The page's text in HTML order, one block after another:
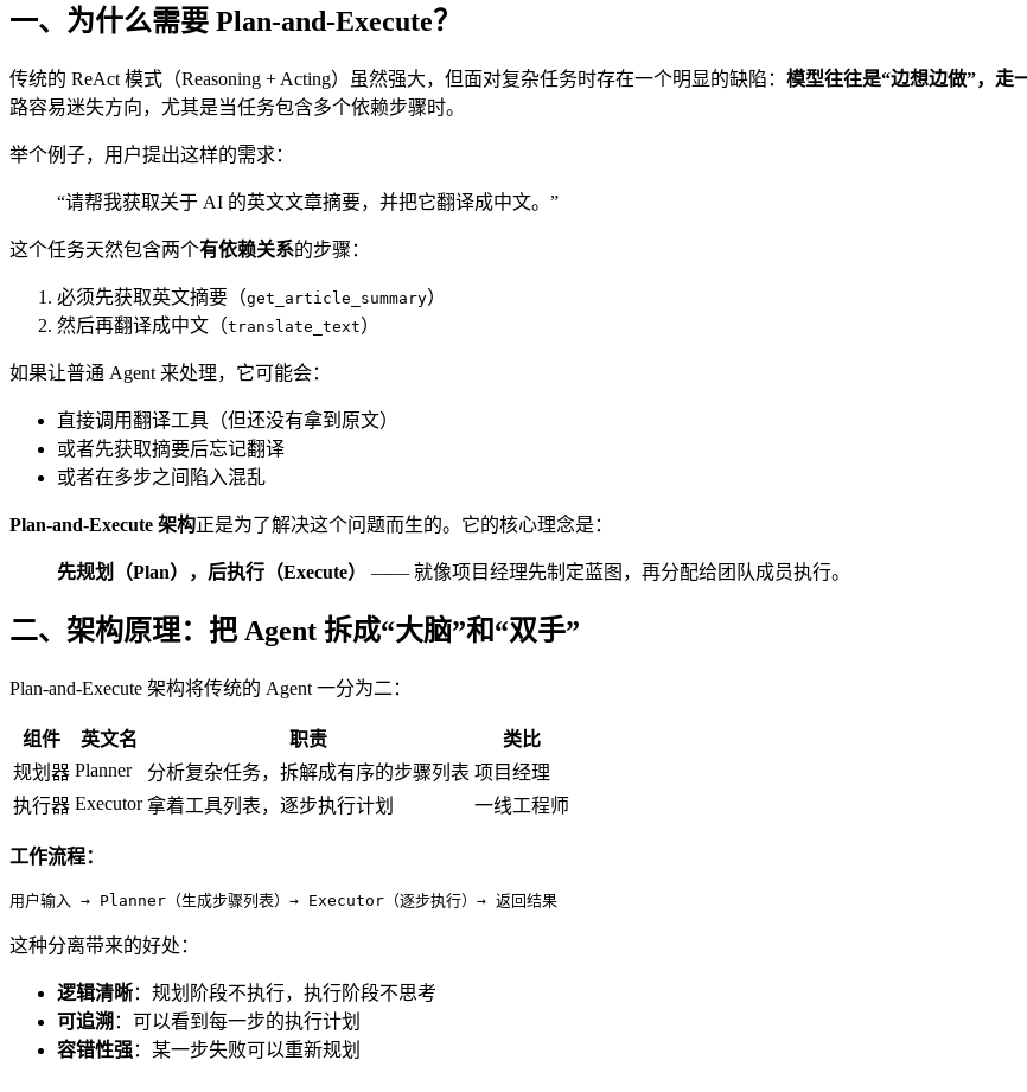
一、为什么需要 Plan-and-Execute？
传统的 ReAct 模式（Reasoning + Acting）虽然强大，但面对复杂任务时存在一个明显的缺陷： 模型往往是“边想边做”，走
路容易迷失方向，尤其是当任务包含多个依赖步骤时。
举个例子，用户提出这样的需求：
“请帮我获取关于 AI 的英文文章摘要，并把它翻译成中文。”
这个任务天然包含两个有依赖关系的步骤：
必须先获取英文摘要（get_article_summary）
然后再翻译成中文（translate_text）
如果让普通 Agent 来处理，它可能会：
直接调用翻译工具（但还没有拿到原文）
或者先获取摘要后忘记翻译
或者在多步之间陷入混乱
Plan-and-Execute 架构正是为了解决这个问题而生的。它的核心理念是：
先规划（Plan），后执行（Execute） —— 就像项目经理先制定蓝图，再分配给团队成员执行。
二、架构原理：把 Agent 拆成“大脑”和“双手”
Plan-and-Execute 架构将传统的 Agent 一分为二：
组件 英文名 职责
类比
规划器 Planner 分析复杂任务，拆解成有序的步骤列表 项目经理
执行器 Executor 拿着工具列表，逐步执行计划 一线工程师
工作流程：
用户输入 → Planner（生成步骤列表）→ Executor（逐步执行）→ 返回结果
这种分离带来的好处：
逻辑清晰：规划阶段不执行，执行阶段不思考
可追溯 ：可以看到每一步的执行计划
容错性强：某一步失败可以重新规划